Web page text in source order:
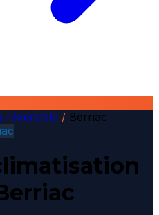
réversible / Berriac